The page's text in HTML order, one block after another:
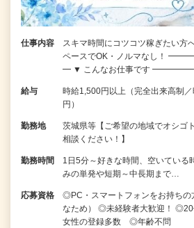
仕事内容
スキマ時間にコツコツ稼ぎたい方
ペースでOK・ノルマなし
━ ▼ こんなお仕事です
給与
時給1,500円以上（完全出来高制
円）
勤務地
茨城県等【ご希望の地域でオシ
相談ください！】
勤務時間
1日5分～好きな時間、空いてい
みの単発や短期～中長期まで…
応募資格
◎PC・スマートフォンをお持ち
なため） ◎未経験者大歓迎！
女性の登録多数 ◎年齢不問